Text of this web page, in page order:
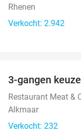
Rhenen
Verkocht: 2.942
3-gangen
Restaurant Meat &
Alkmaar
Verkocht: 232